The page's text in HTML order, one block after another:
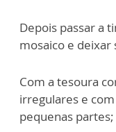
Depois passar a
mosaico e deixar
Com a tesoura
irregulares e
pequenas partes;